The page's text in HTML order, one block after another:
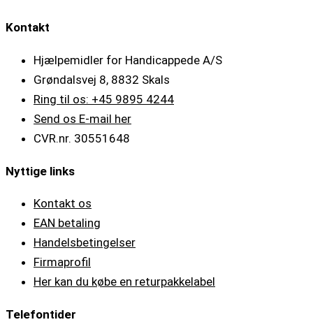
Kontakt
Hjælpemidler for Handicappede A/S
Grøndalsvej 8, 8832 Skals
Ring til os: +45 9895 4244
Send os E-mail her
CVR.nr. 30551648
Nyttige links
Kontakt os
EAN betaling
Handelsbetingelser
Firmaprofil
Her kan du købe en returpakkelabel
Telefontider